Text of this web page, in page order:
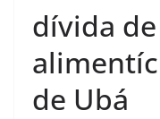
dívida
de Ubá